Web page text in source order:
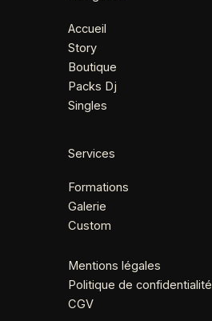
Accueil
Story
Boutique
Packs Dj
Singles
Services
Formations
Galerie
Custom
Mentions légales
Politique de confidentialité
CGV